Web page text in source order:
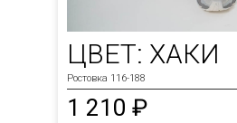
ЦВЕТ: ХАКИ
Ростовка 116-188
1 210 ₽